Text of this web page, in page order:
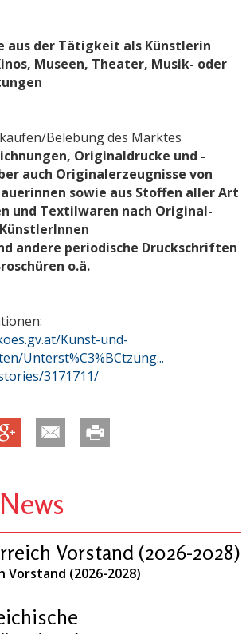
der Tätigkeit als Künstlerin
Museen, Theater, Musik- oder
Belebung des Marktes
Originaldrucke und -
auch Originalerzeugnisse von
sowie aus Stoffen aller Art
und Textilwaren nach Original-
andere periodische Druckschriften
o.ä.
Kunst-und-
Unterst%C3%BCtzung...
3171711/
Vorstand (2026-2028)
Vorstand (2026-2028)